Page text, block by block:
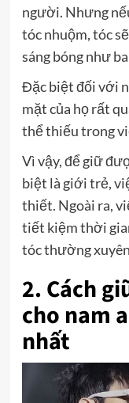
người. Nhưng
tóc nhuộm, tóc
sáng bóng như
Đặc biệt đối với
mặt của họ rất
thể thiếu trong
Vì vậy, để giữ
biệt là giới trẻ,
thiết. Ngoài ra,
tiết kiệm thời
tóc thường
2. Cách
cho nam
nhất